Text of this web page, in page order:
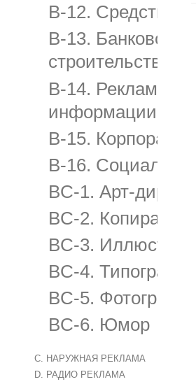
B-12. Средства и
B-13.
строительство
B-14. Реклама
информации
B-15.
B-16.
BC-1. Арт-
BC-2. Копирайтинг
BC-3.
BC-4.
BC-5. Фотография
BC-6. Юмор
C. НАРУЖНАЯ РЕКЛАМА
D. РАДИО РЕКЛАМА